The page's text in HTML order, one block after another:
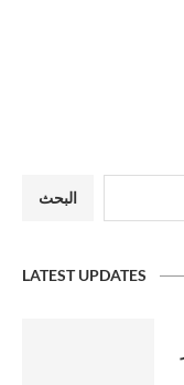
البحث
LATEST UPDATES